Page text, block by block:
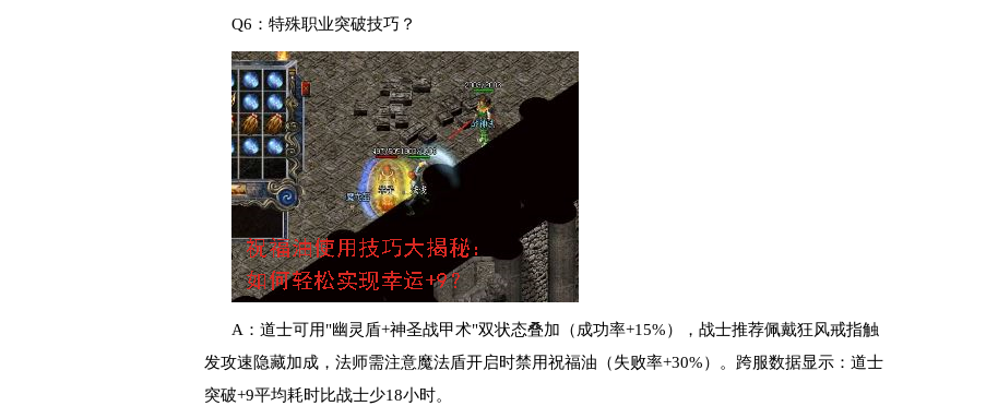
Q6：特殊职业突破技巧？
A：道士可用"幽灵盾+神圣战甲术"双状态叠加（成功率+15%），战士推荐佩戴狂风戒指触
发攻速隐藏加成，法师需注意魔法盾开启时禁用祝福油（失败率+30%）。跨服数据显示：道士
突破+9平均耗时比战士少18小时。